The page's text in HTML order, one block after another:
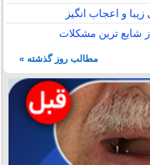
و اعجاب انگیز
شایع ترین مشکلات
مطالب روز گذشته »